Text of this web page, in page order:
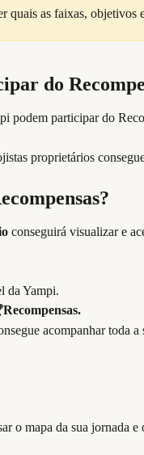
quais as faixas, objetivos
do
podem participar do
proprietários
conseguirá visualizar e
da Yampi.
acompanhar toda a
o mapa da sua jornada